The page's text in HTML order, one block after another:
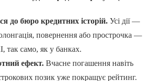
до бюро кредитних історій.Усі дії —
повернення або прострочка —
так само, як у банках.
ефект.Вчасне погашення навіть
позик уже покращує рейтинг.